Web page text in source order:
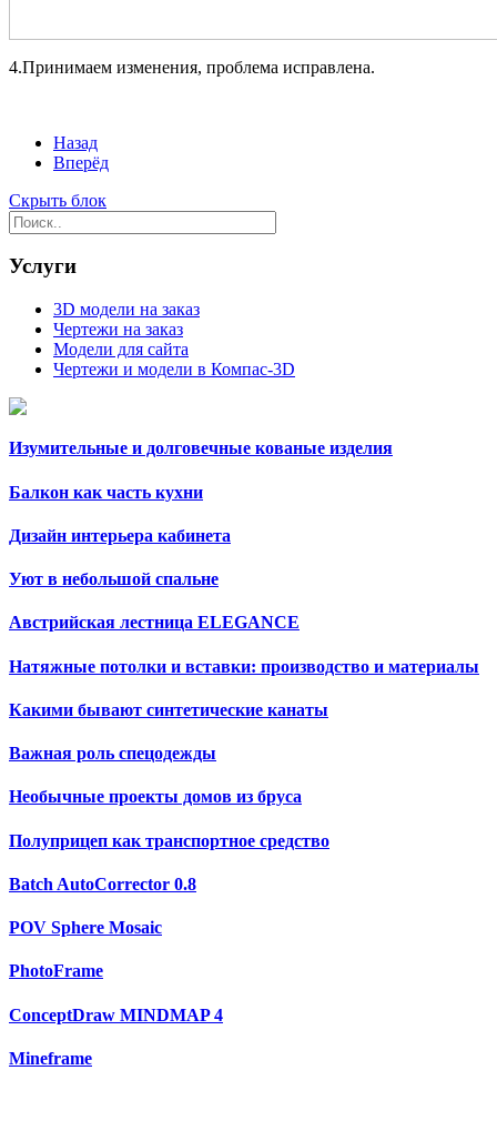
4.Принимаем изменения, проблема исправлена.
Назад
Вперёд
Скрыть блок
Услуги
3D модели на заказ
Чертежи на заказ
Модели для сайта
Чертежи и модели в Компас-3D
Изумительные и долговечные кованые изделия
Балкон как часть кухни
Дизайн интерьера кабинета
Уют в небольшой спальне
Австрийская лестница ELEGANCE
Натяжные потолки и вставки: производство и материалы
Какими бывают синтетические канаты
Важная роль спецодежды
Необычные проекты домов из бруса
Полуприцеп как транспортное средство
Batch AutoCorrector 0.8
POV Sphere Mosaic
PhotoFrame
ConceptDraw MINDMAP 4
Mineframe